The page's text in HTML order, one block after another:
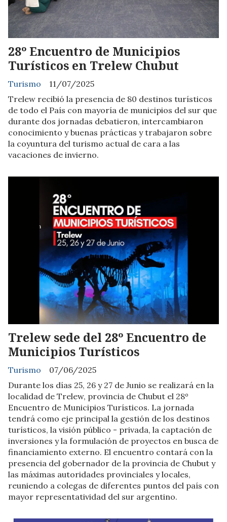
28º Encuentro de Municipios
Turísticos en Trelew Chubut
Turismo
11/07/2025
Trelew recibió la presencia de 80 destinos turísticos
de todo el País con mayoría de municipios del sur que
durante dos jornadas debatieron, intercambiaron
conocimiento y buenas prácticas y trabajaron sobre
la coyuntura del turismo actual de cara a las
vacaciones de invierno.
Trelew sede del 28º Encuentro de
Municipios Turísticos
Turismo
07/06/2025
Durante los días 25, 26 y 27 de Junio se realizará en la
localidad de Trelew, provincia de Chubut el 28º
Encuentro de Municipios Turísticos. La jornada
tendrá como eje principal la gestión de los destinos
turísticos, la visión público - privada, la captación de
inversiones y la formulación de proyectos en busca de
financiamiento externo. El encuentro contará con la
presencia del gobernador de la provincia de Chubut y
las máximas autoridades provinciales y locales,
reuniendo a colegas de diferentes puntos del país con
mayor representatividad del sur argentino.